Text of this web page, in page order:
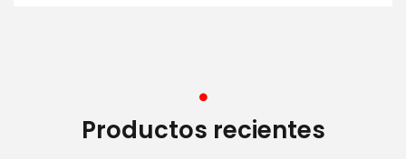
Productos recientes